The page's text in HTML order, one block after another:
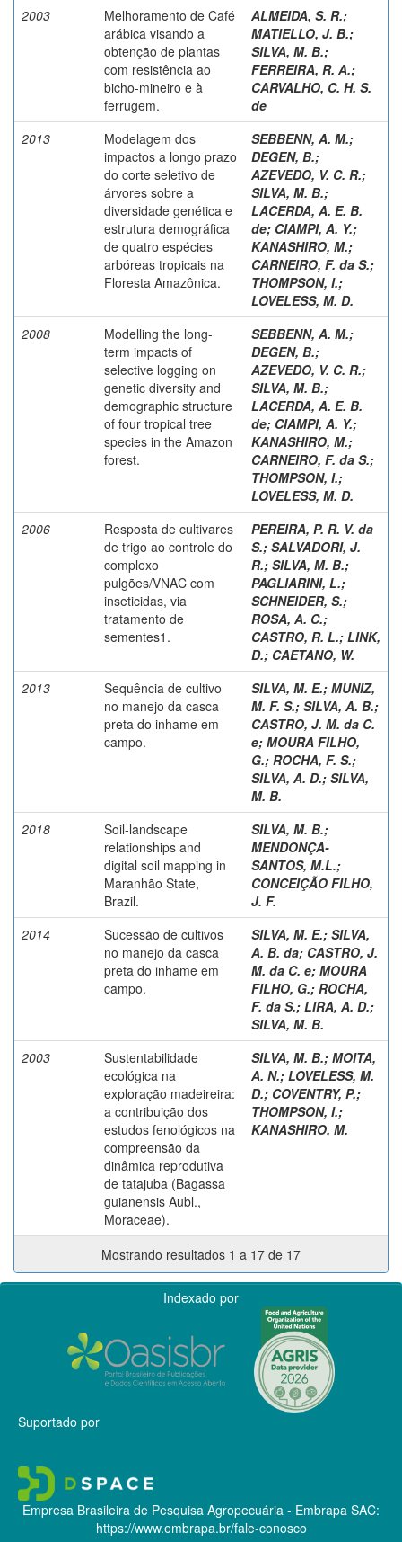
2003
Melhoramento de Café
arábica visando a
obtenção de plantas
com resistência ao
bicho-mineiro e à
ferrugem.
ALMEIDA, S. R.;
MATIELLO, J. B.;
SILVA, M. B.;
FERREIRA, R. A.;
CARVALHO, C. H. S.
de
2013
Modelagem dos
impactos a longo prazo
do corte seletivo de
árvores sobre a
diversidade genética e
estrutura demográfica
de quatro espécies
arbóreas tropicais na
Floresta Amazônica.
SEBBENN, A. M.;
DEGEN, B.;
AZEVEDO, V. C. R.;
SILVA, M. B.;
LACERDA, A. E. B.
de; CIAMPI, A. Y.;
KANASHIRO, M.;
CARNEIRO, F. da S.;
THOMPSON, I.;
LOVELESS, M. D.
2008
Modelling the long-
term impacts of
selective logging on
genetic diversity and
demographic structure
of four tropical tree
species in the Amazon
forest.
SEBBENN, A. M.;
DEGEN, B.;
AZEVEDO, V. C. R.;
SILVA, M. B.;
LACERDA, A. E. B.
de; CIAMPI, A. Y.;
KANASHIRO, M.;
CARNEIRO, F. da S.;
THOMPSON, I.;
LOVELESS, M. D.
2006
Resposta de cultivares
de trigo ao controle do
complexo
pulgões/VNAC com
inseticidas, via
tratamento de
sementes1.
PEREIRA, P. R. V. da
S.; SALVADORI, J.
R.; SILVA, M. B.;
PAGLIARINI, L.;
SCHNEIDER, S.;
ROSA, A. C.;
CASTRO, R. L.; LINK,
D.; CAETANO, W.
2013
Sequência de cultivo
no manejo da casca
preta do inhame em
campo.
SILVA, M. E.; MUNIZ,
M. F. S.; SILVA, A. B.;
CASTRO, J. M. da C.
e; MOURA FILHO,
G.; ROCHA, F. S.;
SILVA, A. D.; SILVA,
M. B.
2018
Soil-landscape
relationships and
digital soil mapping in
Maranhão State,
Brazil.
SILVA, M. B.;
MENDONÇA-
SANTOS, M.L.;
CONCEIÇÃO FILHO,
J. F.
2014
Sucessão de cultivos
no manejo da casca
preta do inhame em
campo.
SILVA, M. E.; SILVA,
A. B. da; CASTRO, J.
M. da C. e; MOURA
FILHO, G.; ROCHA,
F. da S.; LIRA, A. D.;
SILVA, M. B.
2003
Sustentabilidade
ecológica na
exploração madeireira:
a contribuição dos
estudos fenológicos na
compreensão da
dinâmica reprodutiva
de tatajuba (Bagassa
guianensis Aubl.,
Moraceae).
SILVA, M. B.; MOITA,
A. N.; LOVELESS, M.
D.; COVENTRY, P.;
THOMPSON, I.;
KANASHIRO, M.
Mostrando resultados 1 a 17 de 17
Indexado por
Suportado por
Empresa Brasileira de Pesquisa Agropecuária - Embrapa SAC:
https://www.embrapa.br/fale-conosco